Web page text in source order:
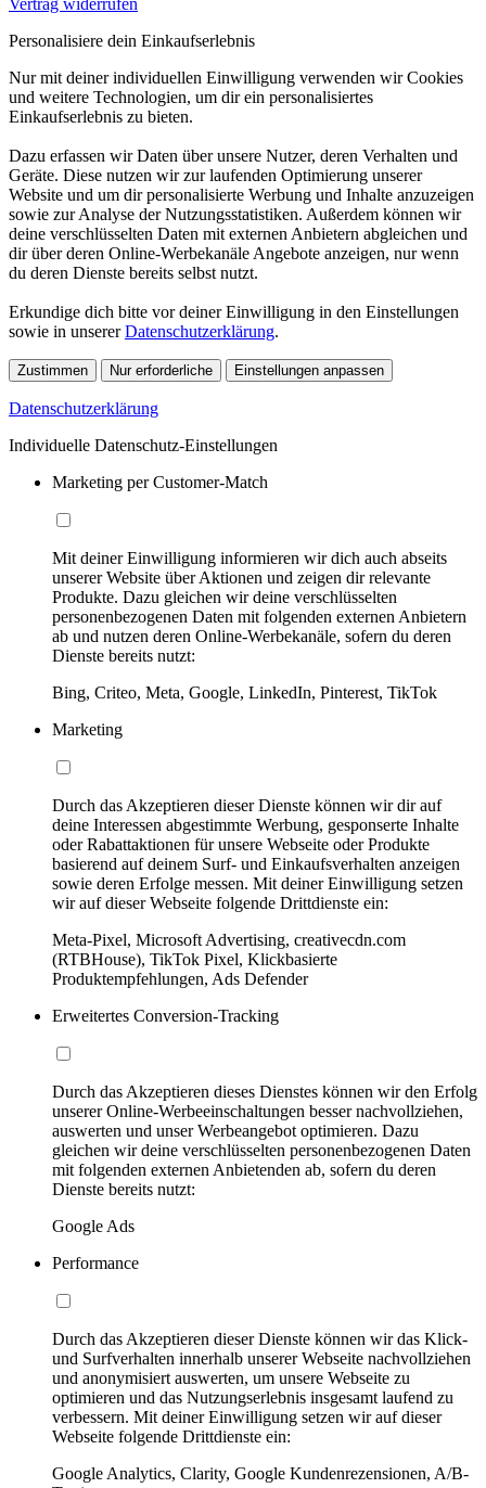
Vertrag widerrufen
Personalisiere dein Einkaufserlebnis
Nur mit deiner individuellen Einwilligung verwenden wir Cookies
und weitere Technologien, um dir ein personalisiertes
Einkaufserlebnis zu bieten.
Dazu erfassen wir Daten über unsere Nutzer, deren Verhalten und
Geräte. Diese nutzen wir zur laufenden Optimierung unserer
Website und um dir personalisierte Werbung und Inhalte anzuzeigen
sowie zur Analyse der Nutzungsstatistiken. Außerdem können wir
deine verschlüsselten Daten mit externen Anbietern abgleichen und
dir über deren Online-Werbekanäle Angebote anzeigen, nur wenn
du deren Dienste bereits selbst nutzt.
Erkundige dich bitte vor deiner Einwilligung in den Einstellungen
sowie in unsererDatenschutzerklärung.
Zustimmen Nur erforderliche Einstellungen anpassen
Datenschutzerklärung
Individuelle Datenschutz-Einstellungen
Marketing per Customer-Match
Mit deiner Einwilligung informieren wir dich auch abseits
unserer Website über Aktionen und zeigen dir relevante
Produkte. Dazu gleichen wir deine verschlüsselten
personenbezogenen Daten mit folgenden externen Anbietern
ab und nutzen deren Online-Werbekanäle, sofern du deren
Dienste bereits nutzt:
Bing, Criteo, Meta, Google, LinkedIn, Pinterest, TikTok
Marketing
Durch das Akzeptieren dieser Dienste können wir dir auf
deine Interessen abgestimmte Werbung, gesponserte Inhalte
oder Rabattaktionen für unsere Webseite oder Produkte
basierend auf deinem Surf- und Einkaufsverhalten anzeigen
sowie deren Erfolge messen. Mit deiner Einwilligung setzen
wir auf dieser Webseite folgende Drittdienste ein:
Meta-Pixel, Microsoft Advertising, creativecdn.com
(RTBHouse), TikTok Pixel, Klickbasierte
Produktempfehlungen, Ads Defender
Erweitertes Conversion-Tracking
Durch das Akzeptieren dieses Dienstes können wir den Erfolg
unserer Online-Werbeeinschaltungen besser nachvollziehen,
auswerten und unser Werbeangebot optimieren. Dazu
gleichen wir deine verschlüsselten personenbezogenen Daten
mit folgenden externen Anbietenden ab, sofern du deren
Dienste bereits nutzt:
Google Ads
Performance
Durch das Akzeptieren dieser Dienste können wir das Klick-
und Surfverhalten innerhalb unserer Webseite nachvollziehen
und anonymisiert auswerten, um unsere Webseite zu
optimieren und das Nutzungserlebnis insgesamt laufend zu
verbessern. Mit deiner Einwilligung setzen wir auf dieser
Webseite folgende Drittdienste ein:
Google Analytics, Clarity, Google Kundenrezensionen, A/B-